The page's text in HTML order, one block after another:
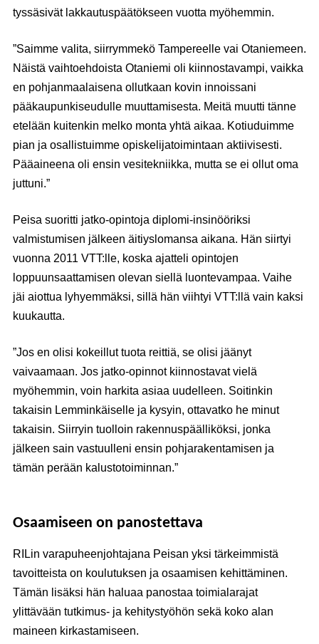
tyssäsivät lakkautuspäätökseen vuotta myöhemmin.
”Saimme valita, siirrymmekö Tampereelle vai Otaniemeen.
Näistä vaihtoehdoista Otaniemi oli kiinnostavampi, vaikka
en pohjanmaalaisena ollutkaan kovin innoissani
pääkaupunkiseudulle muuttamisesta. Meitä muutti tänne
etelään kuitenkin melko monta yhtä aikaa. Kotiuduimme
pian ja osallistuimme opiskelijatoimintaan aktiivisesti.
Pääaineena oli ensin vesitekniikka, mutta se ei ollut oma
juttuni.”
Peisa suoritti jatko-opintoja diplomi-insinööriksi
valmistumisen jälkeen äitiyslomansa aikana. Hän siirtyi
vuonna 2011 VTT:lle, koska ajatteli opintojen
loppuunsaattamisen olevan siellä luontevampaa. Vaihe
jäi aiottua lyhyemmäksi, sillä hän viihtyi VTT:llä vain kaksi
kuukautta.
”Jos en olisi kokeillut tuota reittiä, se olisi jäänyt
vaivaamaan. Jos jatko-opinnot kiinnostavat vielä
myöhemmin, voin harkita asiaa uudelleen. Soitinkin
takaisin Lemminkäiselle ja kysyin, ottavatko he minut
takaisin. Siirryin tuolloin rakennuspäälliköksi, jonka
jälkeen sain vastuulleni ensin pohjarakentamisen ja
tämän perään kalustotoiminnan.”
Osaamiseen on panostettava
RILin varapuheenjohtajana Peisan yksi tärkeimmistä
tavoitteista on koulutuksen ja osaamisen kehittäminen.
Tämän lisäksi hän haluaa panostaa toimialarajat
ylittävään tutkimus- ja kehitystyöhön sekä koko alan
maineen kirkastamiseen.